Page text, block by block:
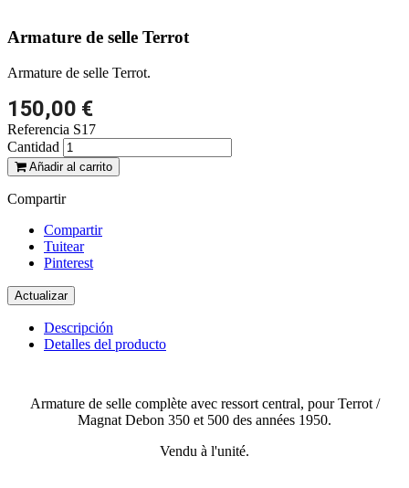
Armature de selle Terrot
Armature de selle Terrot.
150,00 €
Referencia S17
Cantidad
Añadir al carrito
Compartir
Compartir
Tuitear
Pinterest
Descripción
Detalles del producto
Armature de selle complète avec ressort central, pour Terrot /
Magnat Debon 350 et 500 des années 1950.
Vendu à l'unité.